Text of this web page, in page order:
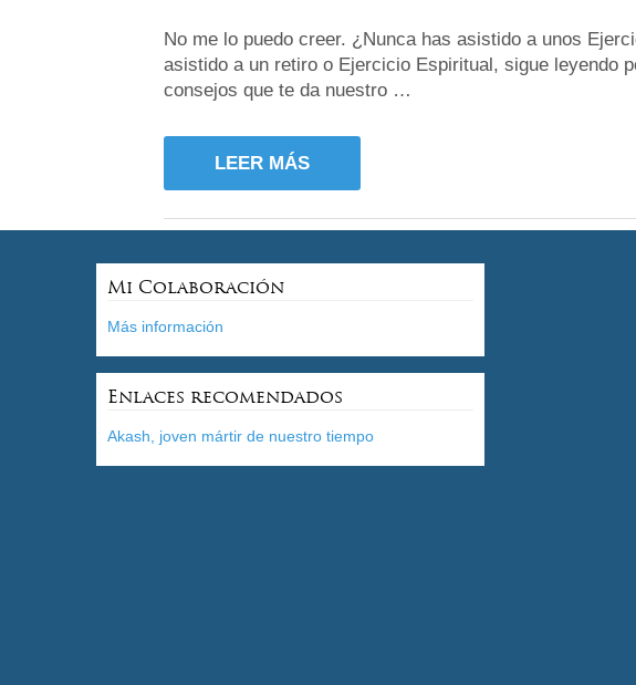
No me lo puedo creer. ¿Nunca has asistido a unos
asistido a un retiro o Ejercicio Espiritual, sigue leyendo
consejos que te da nuestro …
LEER MÁS
Mi Colaboración
Más información
Enlaces recomendados
Akash, joven mártir de nuestro tiempo